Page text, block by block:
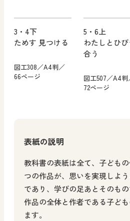
3・4下
ためす 見つける
図工308／A4判／
66ページ
5・6上
わたしとひび
合う
図工507／A4判
72ページ
表紙の説明
教科書の表紙は全て、子ども
つの作品が、思いを実現しよ
であり、学びの足あとそのもの
作品の全体と作者である子ど
ます。